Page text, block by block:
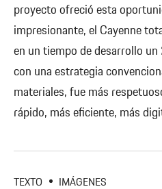
proyecto ofreció esta
impresionante, el Cayenne
en un tiempo de desarrollo
con una estrategia
materiales, fue más
rápido, más eficiente, más
TEXTO IMÁGENES